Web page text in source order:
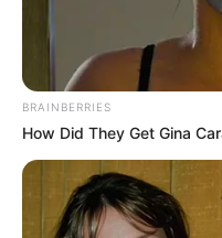
BRAINBERRIES
How Did They Get Gina